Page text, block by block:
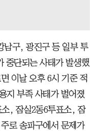
남구, 광진구 등 일부 투
중단되는 사태가 발생했
이날 오후 6시 기준 적
지 부족 사태가 벌어졌
, 잠실2동6투표소, 잠
로 송파구에서 문제가